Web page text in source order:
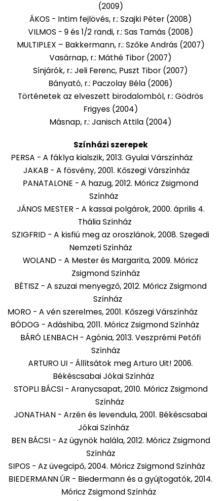
(2009)
ÁKOS - Intim fejlövés, r.: Szajki Péter (2008)
VILMOS - 9 és 1/2 randi, r.: Sas Tamás (2008)
MULTIPLEX – Bakkermann, r.: Szőke András (2007)
Vasárnap, r.: Máthé Tibor (2007)
Sínjárók, r.: Jeli Ferenc, Puszt Tibor (2007)
Bányató, r.: Paczolay Béla (2006)
Történetek az elveszett birodalomból, r.: Gödrös
Frigyes (2004)
Másnap, r.: Janisch Attila (2004)
Színházi szerepek
PERSA - A fáklya kialszik, 2013. Gyulai Várszínház
JAKAB - A fösvény, 2001. Kőszegi Várszínház
PANATALONE - A hazug, 2012. Móricz Zsigmond
Színház
JÁNOS MESTER - A kassai polgárok, 2000. április 4.
Thália Színház
SZIGFRID - A kisfiú meg az oroszlánok, 2008. Szegedi
Nemzeti Színház
WOLAND - A Mester és Margarita, 2009. Móricz
Zsigmond Színház
BÉTISZ - A szuzai menyegző, 2012. Móricz Zsigmond
Színház
MORO - A vén szerelmes, 2001. Kőszegi Várszínház
BÓDOG - Adáshiba, 2011. Móricz Zsigmond Színház
BÁRÓ LENBACH - Agónia, 2013. Veszprémi Petőfi
Színház
ARTURO UI - Állítsátok meg Arturo Uit! 2006.
Békéscsabai Jókai Színház
STOPLI BÁCSI - Aranycsapat, 2010. Móricz Zsigmond
Színház
JONATHAN - Arzén és levendula, 2001. Békéscsabai
Jókai Színház
BEN BÁCSI - Az ügynök halála, 2012. Móricz Zsigmond
Színház
SIPOS - Az üvegcipő, 2004. Móricz Zsigmond Színház
BIEDERMANN ÚR - Biedermann és a gyújtogatók, 2014.
Móricz Zsigmond Színház